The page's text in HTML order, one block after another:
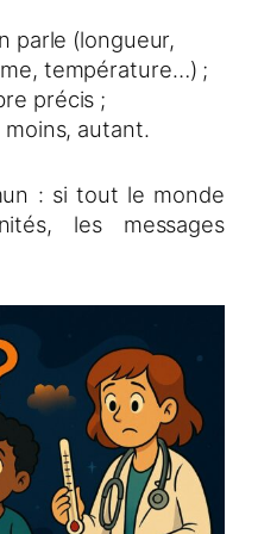
parle (longueur,
température…) ;
précis ;
autant.
: si tout le monde
les messages